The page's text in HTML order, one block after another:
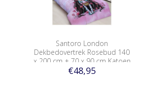
Santoro London
Dekbedovertrek Rosebud 140
x 200 cm + 70 x 90 cm Katoen
€48,95